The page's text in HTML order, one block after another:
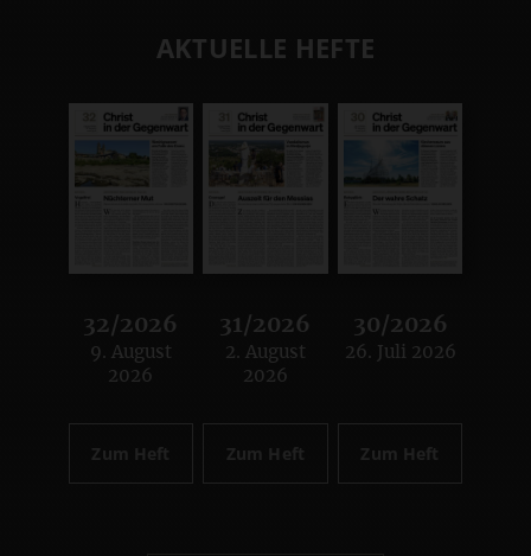
AKTUELLE HEFTE
32/2026
:
9. August
2026
Zum Heft
31/2026
:
2. August
2026
Zum Heft
30/2026
:
26. Juli 2026
Zum Heft